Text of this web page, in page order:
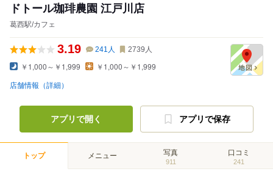
ドトール珈琲農園 江戸川店
葛西駅/カフェ
3.19 241 人 2739 人
￥1,000～￥1,999 ￥1,000～￥1,999
店舗情報（詳細）
アプリで開く アプリで保存
トップ メニュー 写真
911
口コミ
241